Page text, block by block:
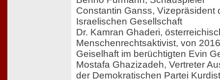
Constantin Ganss, Vizepräsident
Israelischen Gesellschaft
Dr. Kamran Ghaderi,
Menschenrechtsaktivist, von
Geiselhaft im berüchtigten Evin
Mostafa Ghazizadeh, Vertreter
der Demokratischen Partei